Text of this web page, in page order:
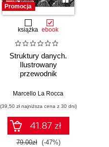
Promocja
książka ebook
Struktury danych.
Ilustrowany
przewodnik
Marcello La Rocca
(39,50 zł najniższa cena z 30 dni)
41.87 zł
79.00zł (-47%)